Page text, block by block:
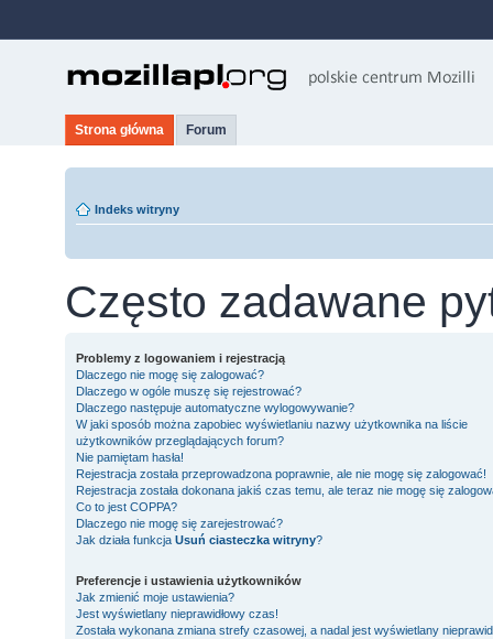
Strona główna Forum
Indeks witryny
Często zadawane
Problemy z logowaniem i rejestracją
Dlaczego nie mogę się zalogować?
Dlaczego w ogóle muszę się rejestrować?
Dlaczego następuje automatyczne wylogowywanie?
W jaki sposób można zapobiec wyświetlaniu nazwy użytkownika na liście
użytkowników przeglądających forum?
Nie pamiętam hasła!
Rejestracja została przeprowadzona poprawnie, ale nie mogę się zalogować!
Rejestracja została dokonana jakiś czas temu, ale teraz nie mogę się
Co to jest COPPA?
Dlaczego nie mogę się zarejestrować?
Jak działa funkcja Usuń ciasteczka witryny?
Preferencje i ustawienia użytkowników
Jak zmienić moje ustawienia?
Jest wyświetlany nieprawidłowy czas!
Została wykonana zmiana strefy czasowej, a nadal jest wyświetlany